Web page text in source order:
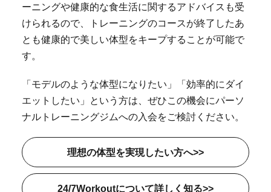
ーニングや健康的な食生活に関するアドバイスも受
けられるので、トレーニングのコースが終了したあ
とも健康的で美しい体型をキープすることが可能で
す。
「モデルのような体型になりたい」「効率的にダイ
エットしたい」という方は、ぜひこの機会にパーソ
ナルトレーニングジムへの入会をご検討ください。
理想の体型を実現したい方へ>>
24/7Workoutについて詳しく知る>>